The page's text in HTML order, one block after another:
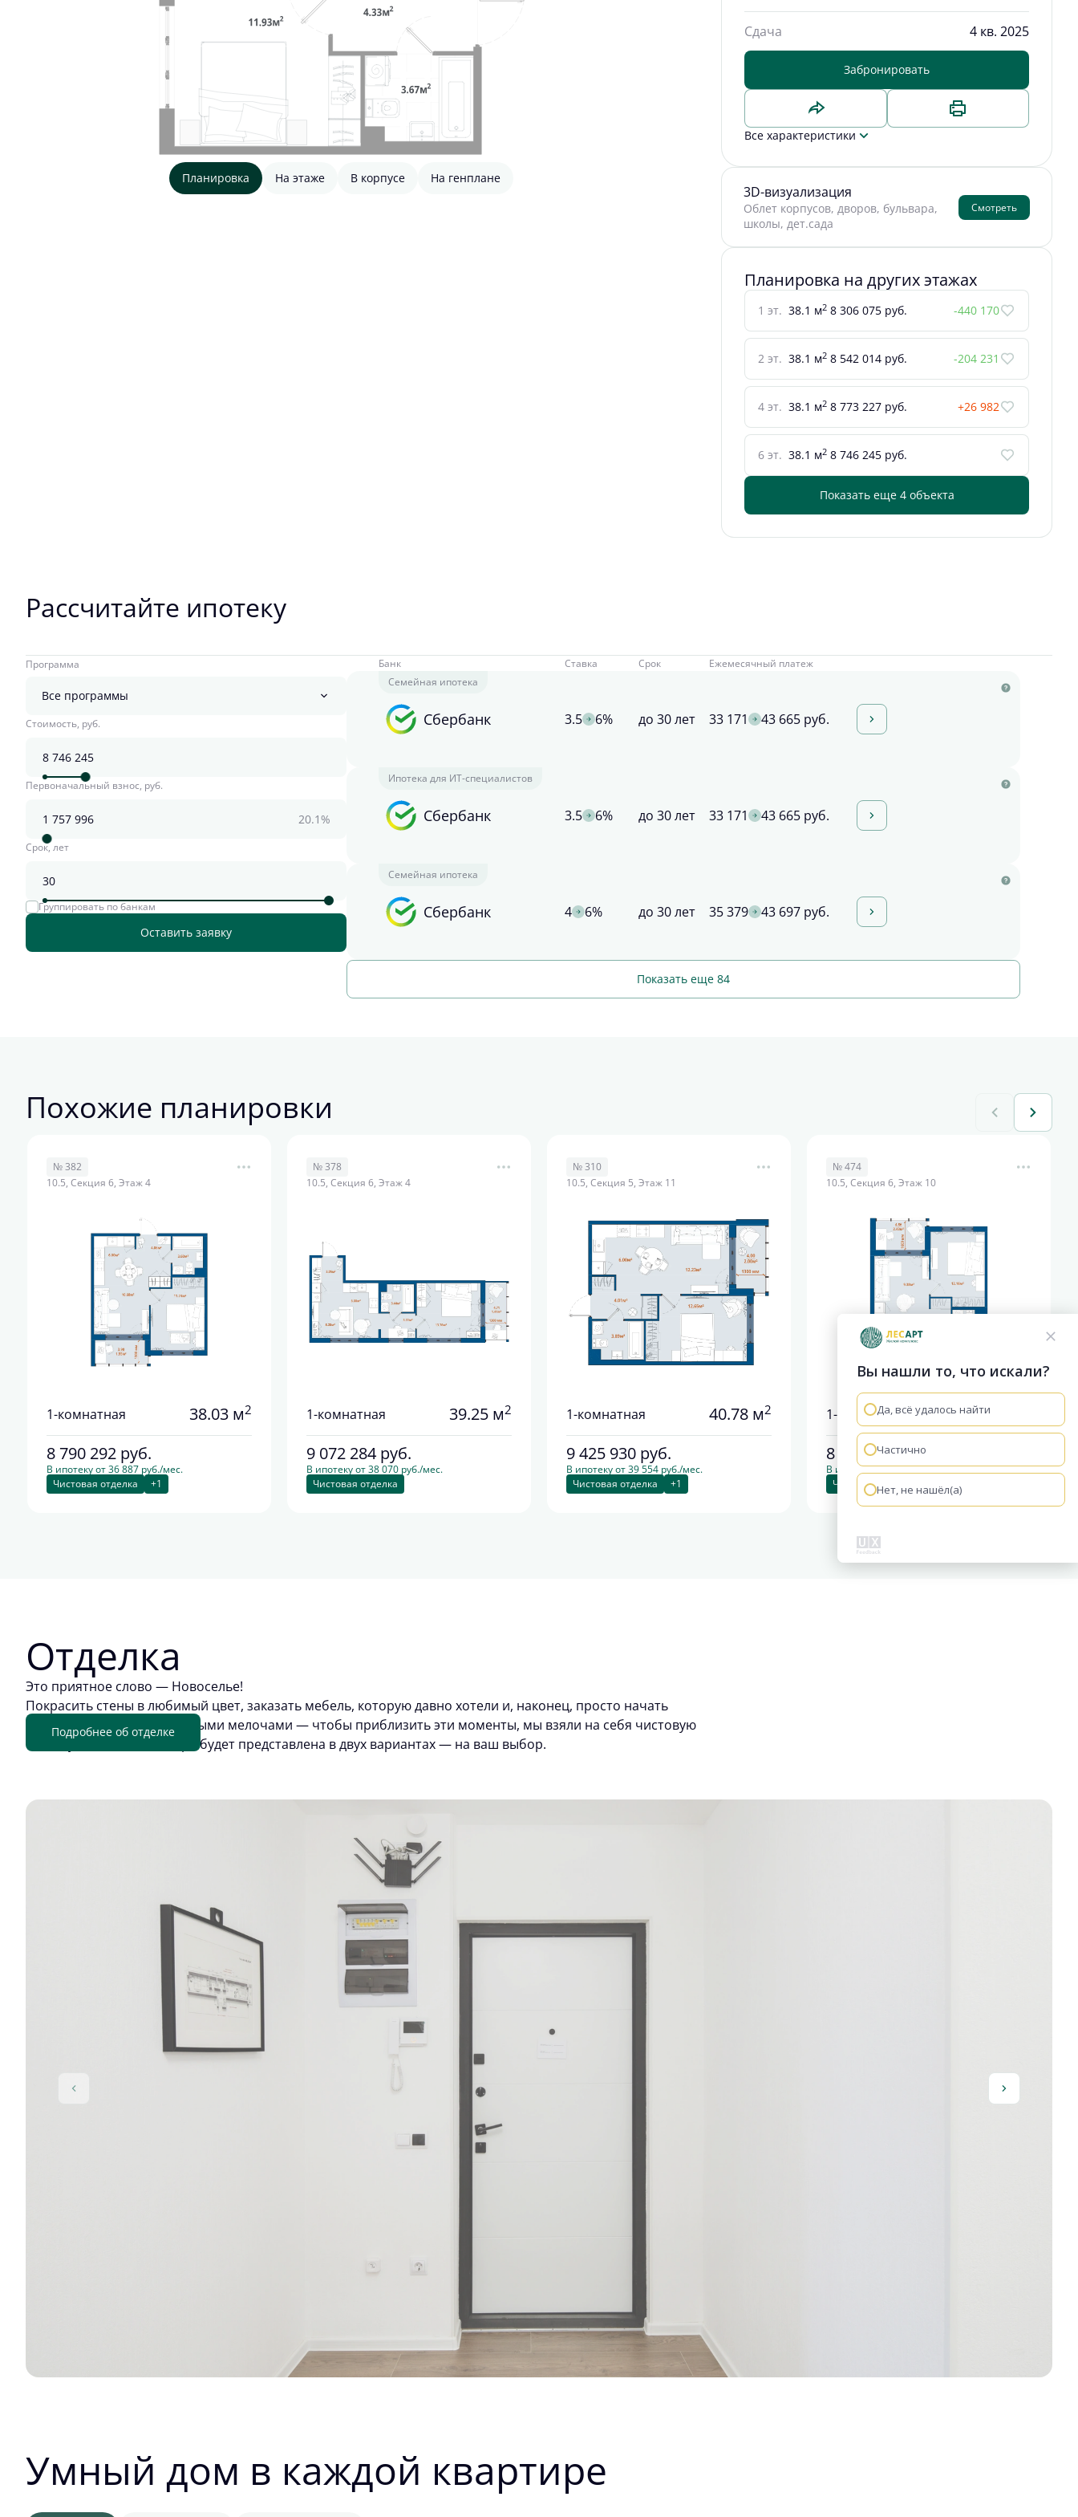
Планировка На этаже В корпусе На генплане
Сдача 4 кв. 2025
Забронировать
Все характеристики
3D-визуализация
Облет корпусов, дворов, бульвара,
школы, дет.сада
Смотреть
Планировка на других этажах
1 эт. 38.1 м2 8 306 075 руб. -440 170
2 эт. 38.1 м2 8 542 014 руб. -204 231
4 эт. 38.1 м2 8 773 227 руб. +26 982
6 эт. 38.1 м2 8 746 245 руб.
Показать еще 4 объектa
Рассчитайте ипотеку
Программа
Все программы
Стоимость, руб.
Первоначальный взнос, руб.
20.1%
Срок, лет
Группировать по банкам
Оставить заявку
Банк Ставка Срок
Ежемесячный платеж
Семейная ипотека
Сбербанк 3.5 6% до 30 лет 33 171 43 665 руб.
Ипотека для ИТ-специалистов
Сбербанк 3.5 6% до 30 лет 33 171 43 665 руб.
Семейная ипотека
Сбербанк 4 6% до 30 лет 35 379 43 697 руб.
Показать еще 84
Похожие планировки
№ 382
10.5, Секция 6, Этаж 4
1-комнатная 38.03 м2
8 790 292 руб.
В ипотеку от 36 887 руб./мес.
Чистовая отделка
+1
№ 378
10.5, Секция 6, Этаж 4
1-комнатная 39.25 м2
9 072 284 руб.
В ипотеку от 38 070 руб./мес.
Чистовая отделка
№ 310
10.5, Секция 5, Этаж 11
1-комнатная 40.78 м2
9 425 930 руб.
В ипотеку от 39 554 руб./мес.
Чистовая отделка
+1
№ 474
10.5, Секция 6, Этаж 10
1-комнатная 37.78 м
8 732 507руб.
В ипотеку от 36 644 руб./мес.
Чистовая отделка
+1
Отделка
Это приятное слово — Новоселье!
Покрасить стены в любимый цвет, заказать мебель, которую давно хотели и, наконец, просто начать
обживать квартиру приятными мелочами — чтобы приблизить эти моменты, мы взяли на себя чистовую
отделку. Цветовая палитра будет представлена в двух вариантах — на ваш выбор.
Подробнее об отделке
Умный дом в каждой квартире
Вы нашли то, что искали?
Да, всё удалось найти
Частично
Нет, не нашёл(а)